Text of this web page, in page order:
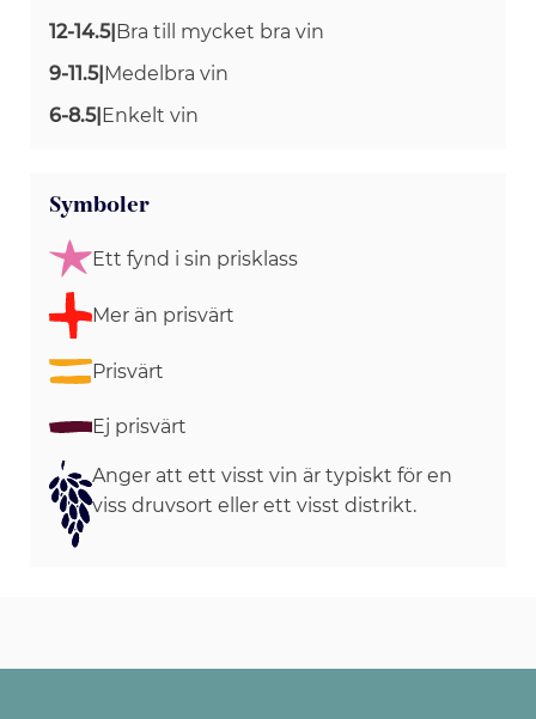
12-14.5|Bra till mycket bra vin
9-11.5|Medelbra vin
6-8.5|Enkelt vin
Symboler
Ett fynd i sin prisklass
Mer än prisvärt
Prisvärt
Ej prisvärt
Anger att ett visst vin är typiskt för en
viss druvsort eller ett visst distrikt.